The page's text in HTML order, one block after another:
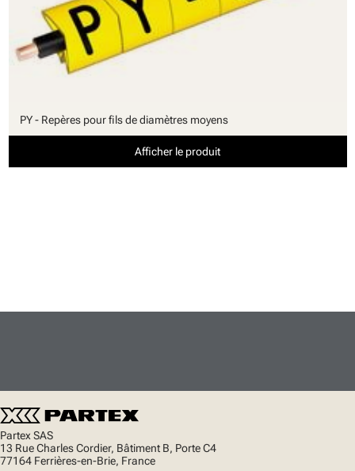
PY - Repères pour fils de diamètres moyens
Afficher le produit
Partex SAS
13 Rue Charles Cordier, Bâtiment B, Porte C4
77164 Ferrières-en-Brie, France